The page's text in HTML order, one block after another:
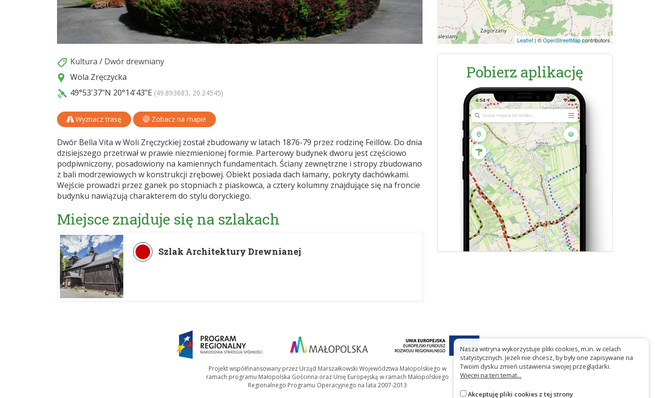
Kultura / Dwór drewniany
Wola Zręczycka
49°53'37"N 20°14'43"E (49.893683, 20.24545)
Wyznacz trasę Zobacz na mapie
Dwór Bella Vita w Woli Zręczyckiej został zbudowany w latach 1876-79 przez rodzinę Feillów. Do dnia
dzisiejszego przetrwał w prawie niezmienionej formie. Parterowy budynek dworu jest częściowo
podpiwniczony, posadowiony na kamiennych fundamentach. Ściany zewnętrzne i stropy zbudowano
z bali modrzewiowych w konstrukcji zrębowej. Obiekt posiada dach łamany, pokryty dachówkami.
Wejście prowadzi przez ganek po stopniach z piaskowca, a cztery kolumny znajdujące się na froncie
budynku nawiązują charakterem do stylu doryckiego.
Miejsce znajduje się na szlakach
Szlak Architektury Drewnianej
Leaflet | ©OpenStreetMapcontributors
Pobierz aplikację
Projekt współfinansowany przez Urząd Marszałkowski Województwa Małopolskiego w
ramach programu Małopolska Gościnna oraz Unię Europejską w ramach Małopolskiego
Regionalnego Programu Operacyjnego na lata 2007-2013
Nasza witryna wykorzystuje pliki cookies, m.in. w celach
statystycznych. Jeżeli nie chcesz, by były one zapisywane na
Twoim dysku zmień ustawienia swojej przeglądarki.
Więcej na ten temat...
Akceptuję pliki cookies z tej strony